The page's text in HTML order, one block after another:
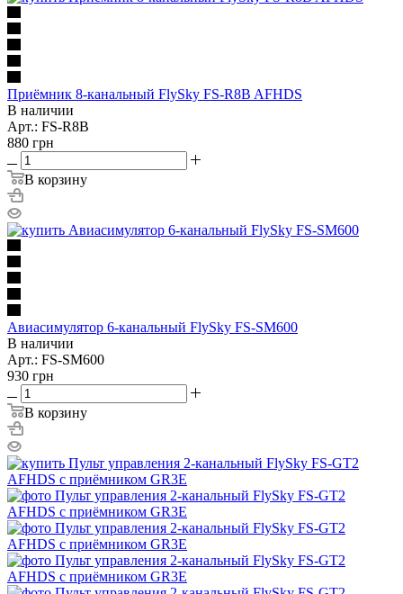
Приёмник 8-канальный FlySky FS-R8B AFHDS
В наличии
Арт.: FS-R8B
880 грн
В корзину
Авиасимулятор 6-канальный FlySky FS-SM600
В наличии
Арт.: FS-SM600
930 грн
В корзину